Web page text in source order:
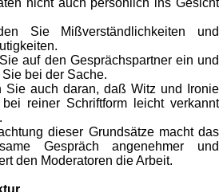
nicht auch persönlich ins Gesicht
Sie Mißverständlichkeiten und
auf den Gesprächspartner ein und
bei der Sache.
Sie auch daran, daß Witz und Ironie
reiner Schriftform leicht verkannt
dieser Grundsätze macht das
Gespräch angenehmer und
den Moderatoren die Arbeit.